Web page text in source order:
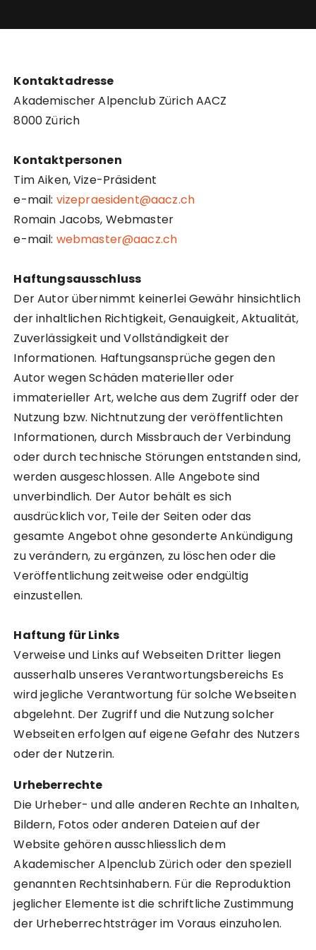
Kontaktadresse
Akademischer Alpenclub Zürich AACZ
8000 Zürich
Kontaktpersonen
Tim Aiken, Vize-Präsident
e-mail: vizepraesident@aacz.ch
Romain Jacobs, Webmaster
e-mail: webmaster@aacz.ch
Haftungsausschluss
Der Autor übernimmt keinerlei Gewähr hinsichtlich
der inhaltlichen Richtigkeit, Genauigkeit, Aktualität,
Zuverlässigkeit und Vollständigkeit der
Informationen. Haftungsansprüche gegen den
Autor wegen Schäden materieller oder
immaterieller Art, welche aus dem Zugriff oder der
Nutzung bzw. Nichtnutzung der veröffentlichten
Informationen, durch Missbrauch der Verbindung
oder durch technische Störungen entstanden sind,
werden ausgeschlossen. Alle Angebote sind
unverbindlich. Der Autor behält es sich
ausdrücklich vor, Teile der Seiten oder das
gesamte Angebot ohne gesonderte Ankündigung
zu verändern, zu ergänzen, zu löschen oder die
Veröffentlichung zeitweise oder endgültig
einzustellen.
Haftung für Links
Verweise und Links auf Webseiten Dritter liegen
ausserhalb unseres Verantwortungsbereichs Es
wird jegliche Verantwortung für solche Webseiten
abgelehnt. Der Zugriff und die Nutzung solcher
Webseiten erfolgen auf eigene Gefahr des Nutzers
oder der Nutzerin.
Urheberrechte
Die Urheber- und alle anderen Rechte an Inhalten,
Bildern, Fotos oder anderen Dateien auf der
Website gehören ausschliesslich dem
Akademischer Alpenclub Zürich oder den speziell
genannten Rechtsinhabern. Für die Reproduktion
jeglicher Elemente ist die schriftliche Zustimmung
der Urheberrechtsträger im Voraus einzuholen.